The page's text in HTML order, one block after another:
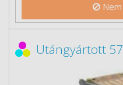
Utángyártott